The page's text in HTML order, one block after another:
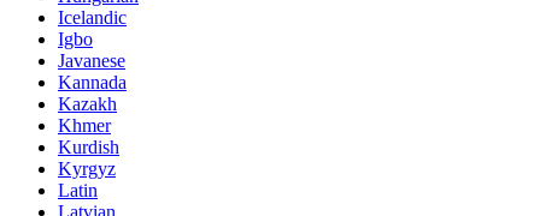
Icelandic
Igbo
Javanese
Kannada
Kazakh
Khmer
Kurdish
Kyrgyz
Latin